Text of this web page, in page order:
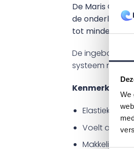
We
De Maris Care
de
tot minder
De
systeem
Kenmerken:
Elastiek
Voelt als
Makkelijke